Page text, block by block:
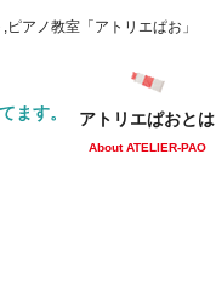
アノ教室「アトリエぱお」
ます。 アトリエぱおとは
About ATELIER-PAO